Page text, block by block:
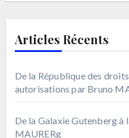
Articles Récents
De la République des
autorisations par Bruno
De la Galaxie Gutenberg
MAURERg